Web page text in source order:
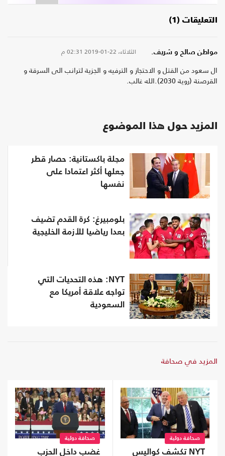
التعليقات (1)
مواطن صالح و شريف. الثلاثاء، 22-01-2019 02:31 م
ال سعود من القتل و الاحتجاز و الترفيه و الجزية لترانب الى السرقة و
القرصنة (روية 2030).الله غالب.
المزيد حول هذا الموضوع
مجلة باكستانية: حصار قطر
جعلها أكثر اعتمادا على
نفسها
بلومبيرغ: كرة القدم تضيف
بعدا رياضيا للأزمة الخليجية
NYT: هذه التحديات التي
تواجه علاقة أمريكا مع
السعودية
المزيد في صحافة
صحافة دولية
NYT تكشف كواليس
صحافة دولية
غضب داخل الحزب